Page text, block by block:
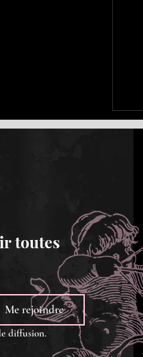
toutes
Me rejoindre
diffusion.